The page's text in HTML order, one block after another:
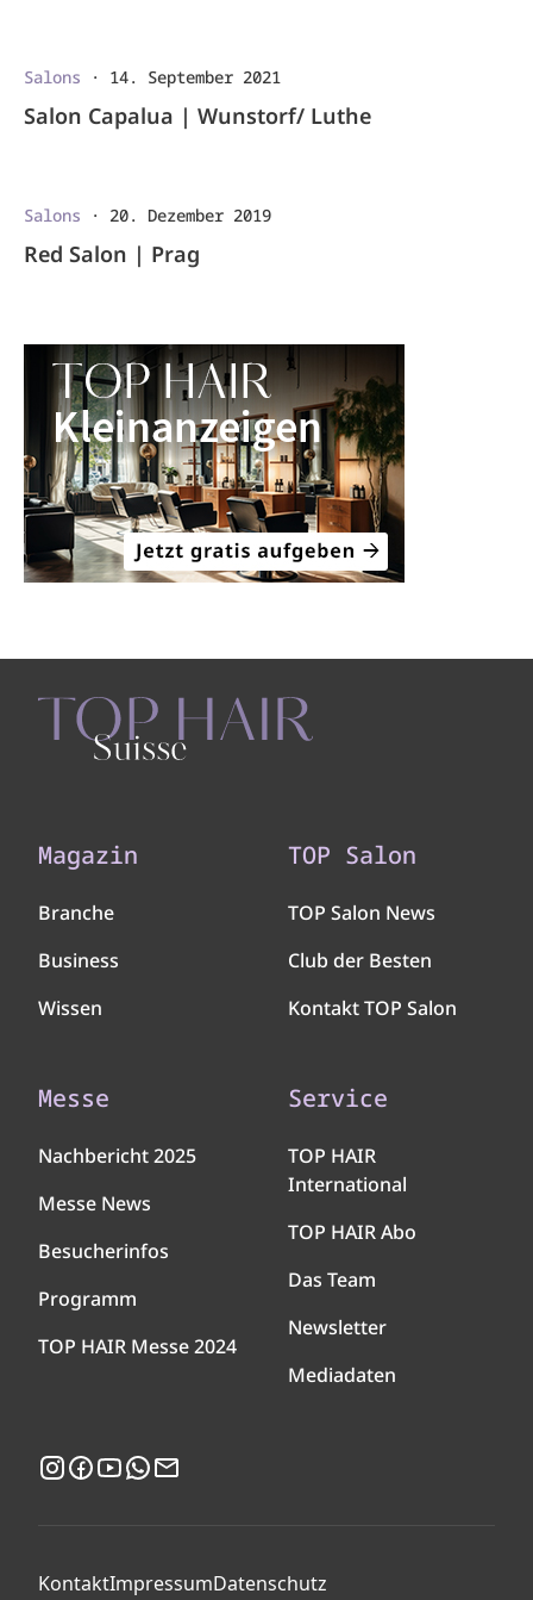
Salons · 14. September 2021
Salon Capalua | Wunstorf/ Luthe
Salons · 20. Dezember 2019
Red Salon | Prag
Magazin
Branche
Business
Wissen
TOP Salon
TOP Salon News
Club der Besten
Kontakt TOP Salon
Messe
Nachbericht 2025
Messe News
Besucherinfos
Programm
TOP HAIR Messe 2024
Service
TOP HAIR
International
TOP HAIR Abo
Das Team
Newsletter
Mediadaten
Instagram
Facebook
YouTubeWhatsApp
KontaktImpressumDatenschutz